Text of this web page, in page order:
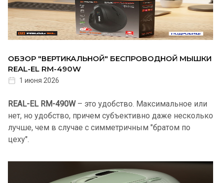
ОБЗОР "ВЕРТИКАЛЬНОЙ" БЕСПРОВОДНОЙ МЫШКИ
REAL-EL RM-490W
1 июня 2026
REAL-EL RM-490W– это удобство. Максимальное или
нет, но удобство, причем субъективно даже несколько
лучше, чем в случае с симметричным "братом по
цеху".